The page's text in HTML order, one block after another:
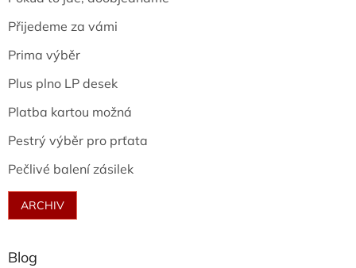
Přijedeme za vámi
Prima výběr
Plus plno LP desek
Platba kartou možná
Pestrý výběr pro prťata
Pečlivé balení zásilek
ARCHIV
Blog